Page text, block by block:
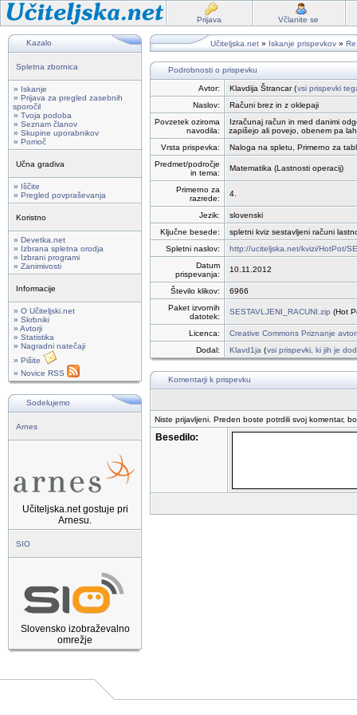
Prijava Včlanite se
Kazalo
Spletna zbornica
» Iskanje
» Prijava za pregled zasebnih
sporočil
» Tvoja podoba
» Seznam članov
» Skupine uporabnikov
» Pomoč
Učna gradiva
» Iščite
» Pregled povpraševanja
Koristno
» Devetka.net
» Izbrana spletna orodja
» Izbrani programi
» Zanimivosti
Informacije
» O Učiteljski.net
» Skrbniki
» Avtorji
» Statistika
» Nagradni natečaji
» Pišite
» Novice RSS
Sodelujemo
Arnes
Učiteljska.net gostuje pri
Arnesu.
SIO
Slovensko izobraževalno
omrežje
Učiteljska.net » Iskanje prispevkov »
Podrobnosti o prispevku
Avtor: Klavdija Štrancar (vsi prispevki
Naslov:
Računi brez in z oklepaji
Povzetek oziroma
navodila:
Izračunaj račun in med danimi
zapišejo ali povejo, obenem pa
Vrsta prispevka:
Naloga na spletu, Primerno za
Predmet/področje
in tema:
Matematika (Lastnosti operacij)
Primerno za
razrede:
4.
Jezik:
slovenski
Ključne besede:
spletni kviz sestavljeni računi
Spletni naslov:
http://uciteljska.net/kvizi/HotPot/
Datum
prispevanja:
10.11.2012
Število klikov:
6966
Paket izvornih
datotek:
SESTAVLJENI_RACUNI.zip (Hot
Licenca:
Creative Commons Priznanje
Dodal:
Klavd1ja (vsi prispevki, ki jih je
Komentarji k prispevku
Niste prijavljeni. Preden boste potrdili svoj komentar,
Besedilo: